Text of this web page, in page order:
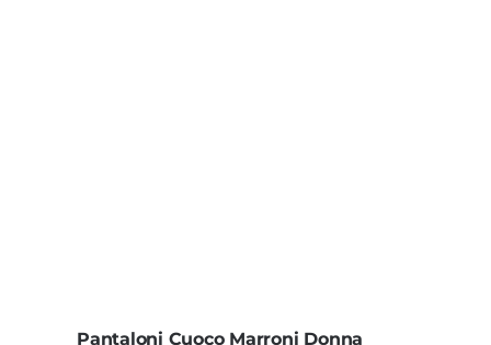
Pantaloni Cuoco Marroni Donna